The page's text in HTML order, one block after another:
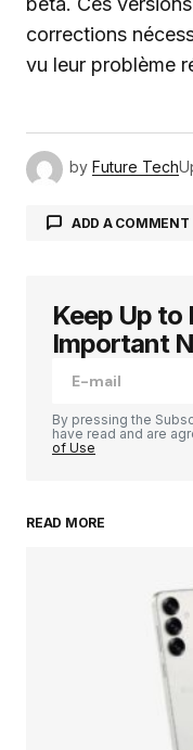
corrections
vu leur problème
by Future Tech
ADD A COMMENT
Votre adresse
champs
Your Name
Your E-mail*
Enregistrer
site dans le
commentaire.
Keep Up
Important
By pressing the
have read and are
of Use
READ MORE